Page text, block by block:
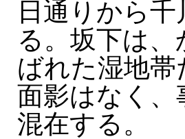
日通りから
る。坂下は
ばれた湿地帯
面影はなく
混在する。